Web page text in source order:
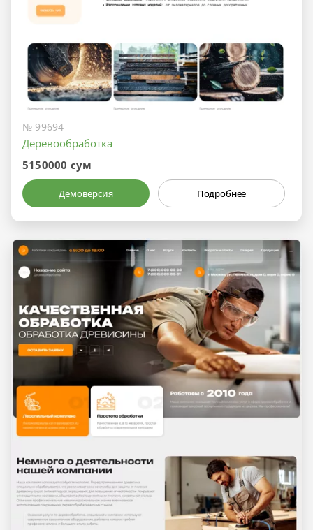
№ 99694
Деревообработка
5150000 сум
Демоверсия Подробнее